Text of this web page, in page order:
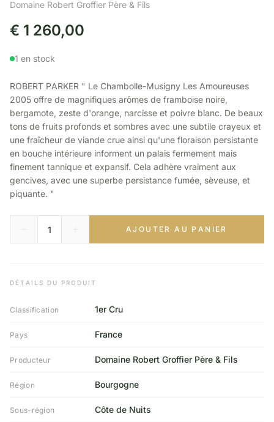
Domaine Robert Groffier Père & Fils
€ 1 260,00
1 en stock
ROBERT PARKER " Le Chambolle-Musigny Les Amoureuses
2005 offre de magnifiques arômes de framboise noire,
bergamote, zeste d'orange, narcisse et poivre blanc. De beaux
tons de fruits profonds et sombres avec une subtile crayeux et
une fraîcheur de viande crue ainsi qu'une floraison persistante
en bouche intérieure informent un palais fermement mais
finement tannique et expansif. Cela adhère vraiment aux
gencives, avec une superbe persistance fumée, sèveuse, et
piquante. "
AJOUTER AU PANIER
DÉTAILS DU PRODUIT
Classification 1er Cru
Pays France
Producteur Domaine Robert Groffier Père & Fils
Région Bourgogne
Sous-région Côte de Nuits